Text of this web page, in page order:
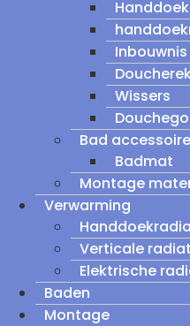
Inbouwnis
Wissers
Bad
Badmat
Montage
Verwarming
Verticale
Elektrische
Baden
Montage